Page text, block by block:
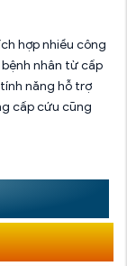
hợp nhiều công
nhân từ cấp
năng hỗ trợ
cấp cứu cũng